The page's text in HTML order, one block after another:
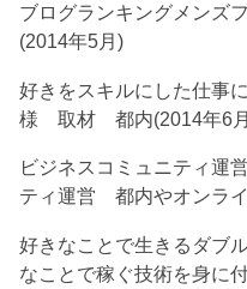
ブログランキングメンズ
(2014年5月)
好きをスキルにした仕事
様 取材 都内(2014年6
ビジネスコミュニティ運
ティ運営 都内やオンライ
好きなことで生きるダブ
なことで稼ぐ技術を身に